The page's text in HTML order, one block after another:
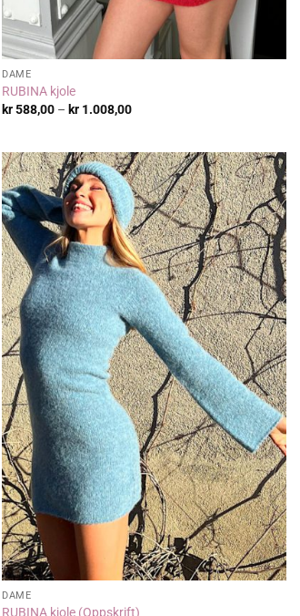
DAME
RUBINA kjole
kr588,00 – kr 1.008,00Prisområde:
DAME